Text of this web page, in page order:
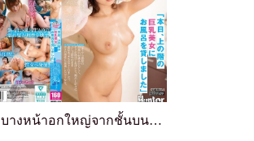
พี่สาวผอมบางหน้าอกใหญ่จากชั้นบนปรากฏตัว! "วันนี้ฉันยืมห้องน้ำให้กับสาวหน้าอกใหญ่จากชั้นบน" ดูเหมือนว่าห้องน้ำในห้องของเธอเสีย ดังนั้นเมื่อฉันช่วยเธอ เธอให้ฉันมีเซ็กส์รุนแรงกับเธอทันทีหลังอาบน้ำ ยังเปียกชุ่ม ช่วงบ่ายที่เหตุผลของฉันก็พังทลายเช่นกัน